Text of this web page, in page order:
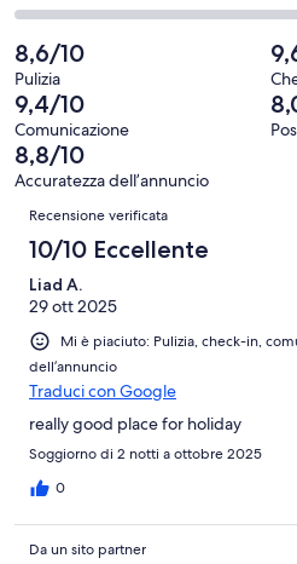
448
recensioni
448
recensioni
Soddisfacente.
3
su
448
recensioni
Scarso.
0
su
448
recensioni
di
2
-
Terribile.
0
su
448
8,6/10
Pulizia
9,4/10
Comunicazione
8,8/10
Accuratezza dell’annuncio
Recensioni
Recensione verificata
10/10 Eccellente
Liad A.
29 ott 2025
Mi è piaciuto: Pulizia, check-in,
dell’annuncio
Traduci con Google
really good place for holiday
Soggiorno di 2 notti a ottobre 2025
0
Da un sito partner